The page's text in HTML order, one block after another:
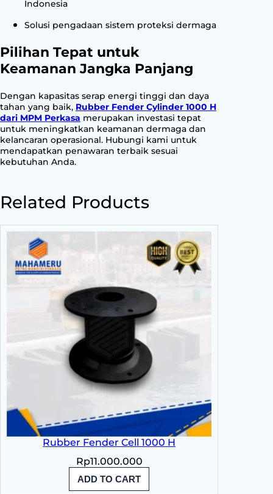
Indonesia
Solusi pengadaan sistem proteksi dermaga
Pilihan Tepat untuk
Keamanan Jangka Panjang
Dengan kapasitas serap energi tinggi dan daya
tahan yang baik, Rubber Fender Cylinder 1000 H
dari MPM Perkasa merupakan investasi tepat
untuk meningkatkan keamanan dermaga dan
kelancaran operasional. Hubungi kami untuk
mendapatkan penawaran terbaik sesuai
kebutuhan Anda.
Related Products
Rubber Fender Cell 1000 H
Rp11.000.000
ADD TO CART